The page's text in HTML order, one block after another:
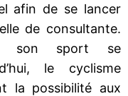
afin de se lancer
de consultante.
son sport se
le cyclisme
la possibilité aux